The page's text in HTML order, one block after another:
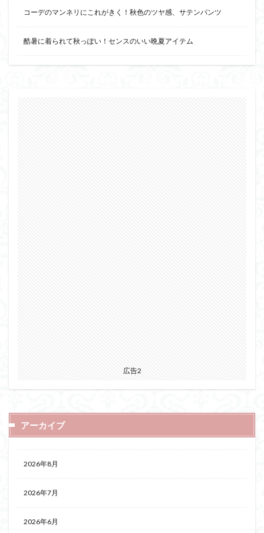
コーデのマンネリにこれがきく！秋色のツヤ感、サテンパンツ
酷暑に着られて秋っぽい！センスのいい晩夏アイテム
広告2
アーカイブ
2026年8月
2026年7月
2026年6月